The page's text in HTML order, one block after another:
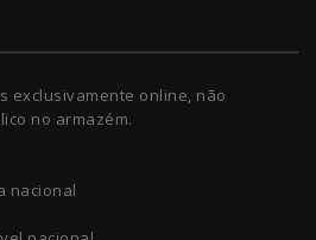
exclusivamente online, não
no armazém.
nacional